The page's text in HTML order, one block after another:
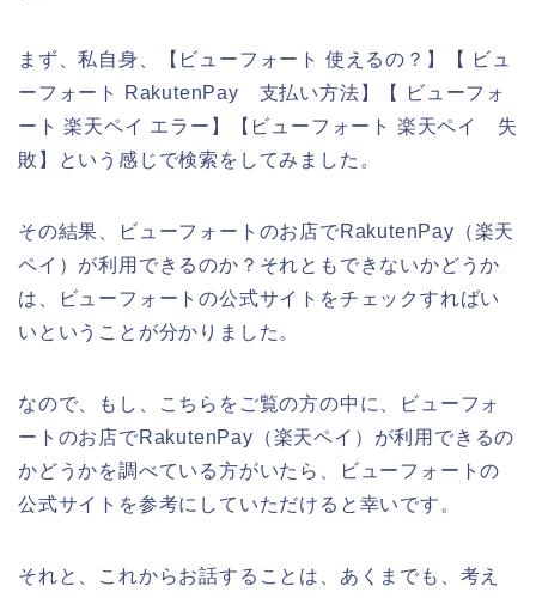
まず、私自身、【ビューフォート 使えるの？】【 ビュ
ーフォート RakutenPay 支払い方法】【 ビューフォ
ート 楽天ペイ エラー】【ビューフォート 楽天ペイ 失
敗】という感じで検索をしてみました。
その結果、ビューフォートのお店でRakutenPay（楽天
ペイ）が利用できるのか？それともできないかどうか
は、ビューフォートの公式サイトをチェックすればい
いということが分かりました。
なので、もし、こちらをご覧の方の中に、ビューフォ
ートのお店でRakutenPay（楽天ペイ）が利用できるの
かどうかを調べている方がいたら、ビューフォートの
公式サイトを参考にしていただけると幸いです。
それと、これからお話することは、あくまでも、考え